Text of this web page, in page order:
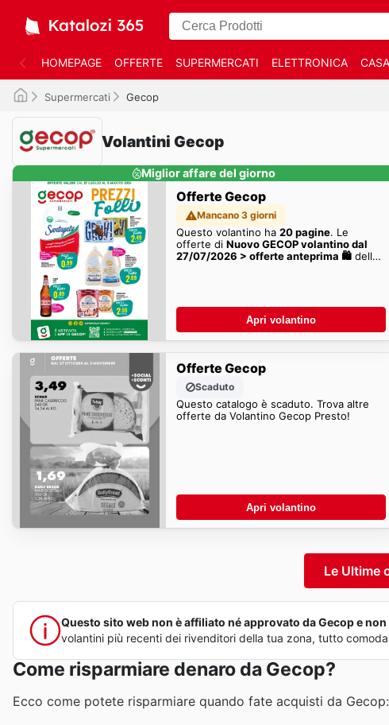
HOMEPAGE OFFERTE SUPERMERCATI ELETTRONICA
Supermercati Gecop
Volantini Gecop
Miglior affare del giorno
Offerte Gecop
Mancano 3 giorni
Questo volantino ha 20 pagine. Le
offerte di Nuovo GECOP volantino dal
27/07/2026 > offerte anteprima 🛍️della
Apri volantino
Offerte Gecop
Scaduto
Questo catalogo è scaduto. Trova altre
offerte da Volantino Gecop Presto!
Apri volantino
Le Ultime
Questo sito web non è affiliato né approvato da Gecop e
volantini più recenti dei rivenditori della tua zona, tutto
Come risparmiare denaro da Gecop?
Ecco come potete risparmiare quando fate acquisti da Gecop: